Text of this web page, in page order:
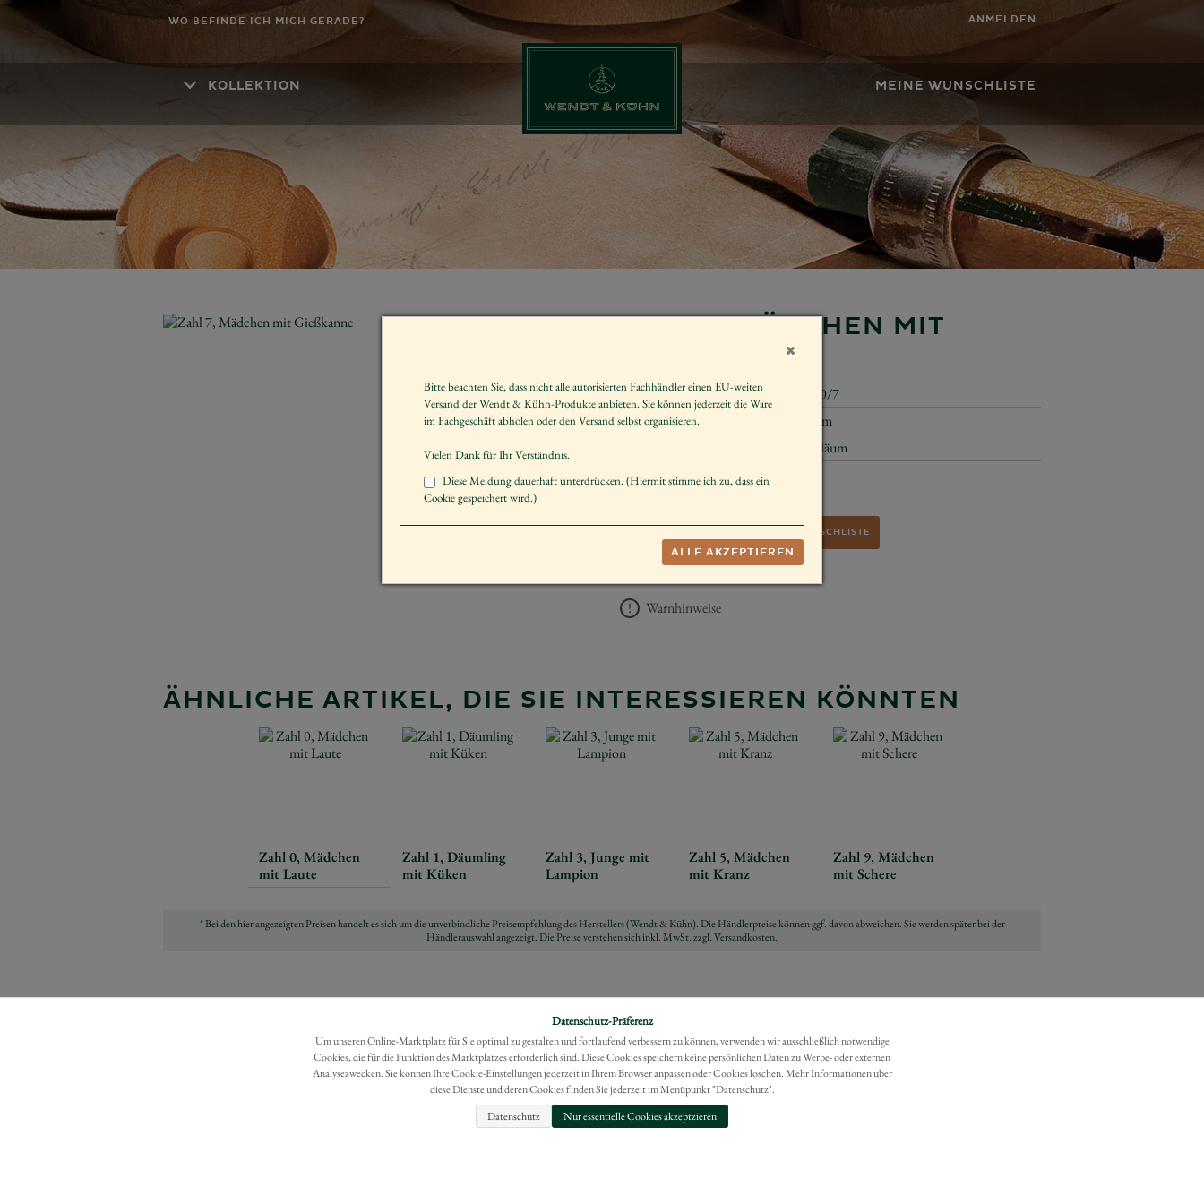
WO BEFINDE ICH MICH GERADE? ANMELDEN
KOLLEKTION MEINE WUNSCHLISTE
ZAHL 7, MÄDCHEN MIT
GIESSKANNE
Artikelnummer
5330/7
Größe der Figur / Spieldose
17 cm
Jubiläum
UVP *138,00 €
AUF DIE WUNSCHLISTE
Warnhinweise
ÄHNLICHE ARTIKEL, DIE SIE INTERESSIEREN KÖNNTEN
Zahl 0, Mädchen
mit Laute
Zahl 1, Däumling
mit Küken
Zahl 3, Junge mit
Lampion
Zahl 5, Mädchen
mit Kranz
Zahl 9, Mädchen
mit Schere
* Bei den hier angezeigten Preisen handelt es sich um die unverbindliche Preisempfehlung des Herstellers (Wendt & Kühn). Die Händlerpreise können ggf. davon abweichen. Sie werden später bei der
Händlerauswahl angezeigt. Die Preise verstehen sich inkl. MwSt.zzgl. Versandkosten.
Datenschutz-Präferenz
Um unseren Online-Marktplatz für Sie optimal zu gestalten und fortlaufend verbessern zu können, verwenden wir ausschließlich notwendige
Cookies, die für die Funktion des Marktplatzes erforderlich sind. Diese Cookies speichern keine persönlichen Daten zu Werbe- oder externen
Analysezwecken. Sie können Ihre Cookie-Einstellungen jederzeit in Ihrem Browser anpassen oder Cookies löschen. Mehr Informationen über
diese Dienste und deren Cookies finden Sie jederzeit im Menüpunkt "Datenschutz".
Datenschutz
Nur essentielle Cookies akzeptzieren
Bitte beachten Sie, dass nicht alle autorisierten Fachhändler einen EU-weiten
Versand der Wendt & Kühn-Produkte anbieten. Sie können jederzeit die Ware
im Fachgeschäft abholen oder den Versand selbst organisieren.
Vielen Dank für Ihr Verständnis.
Diese Meldung dauerhaft unterdrücken. (Hiermit stimme ich zu, dass ein
Cookie gespeichert wird.)
ALLE AKZEPTIEREN